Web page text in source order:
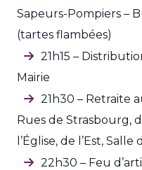
Sapeurs-Pompiers –
(tartes flambées)
21h15 –
Mairie
21h30 – Retraite
Rues de Strasbourg,
l’Église, de l’Est, Salle
22h30 – Feu